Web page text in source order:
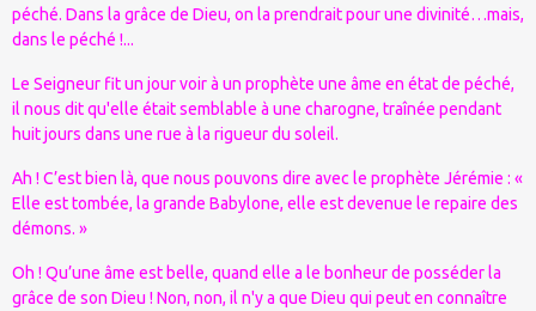
péché. Dans la grâce de Dieu, on la prendrait pour une divinité…mais,
dans le péché !...
Le Seigneur fit un jour voir à un prophète une âme en état de péché,
il nous dit qu'elle était semblable à une charogne, traînée pendant
huit jours dans une rue à la rigueur du soleil.
Ah ! C’est bien là, que nous pouvons dire avec le prophète Jérémie : «
Elle est tombée, la grande Babylone, elle est devenue le repaire des
démons. »
Oh ! Qu’une âme est belle, quand elle a le bonheur de posséder la
grâce de son Dieu ! Non, non, il n'y a que Dieu qui peut en connaître